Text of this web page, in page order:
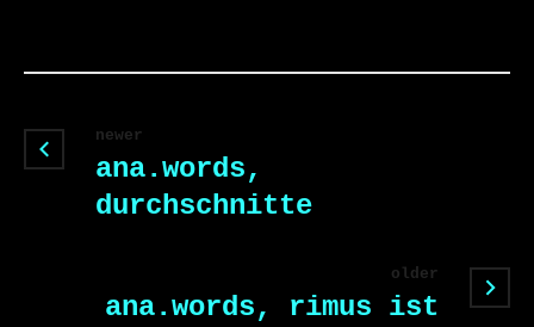
newer
ana.words,
durchschnitte
older
ana.words, rimus ist